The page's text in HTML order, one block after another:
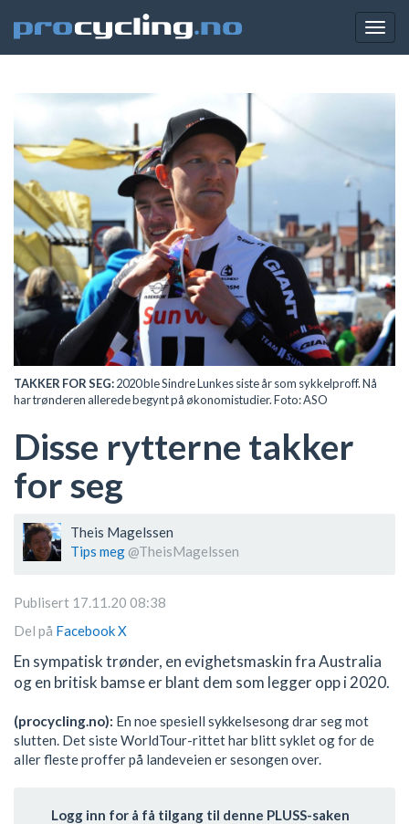
TAKKER FOR SEG:2020 ble Sindre Lunkes siste år som sykkelproff. Nå
har trønderen allerede begynt på økonomistudier. Foto: ASO
Disse rytterne takker
for seg
Theis Magelssen
Tips meg @TheisMagelssen
Publisert 17.11.20 08:38
Del på FacebookX
En sympatisk trønder, en evighetsmaskin fra Australia
og en britisk bamse er blant dem som legger opp i 2020.
(procycling.no): En noe spesiell sykkelsesong drar seg mot
slutten. Det siste WorldTour-rittet har blitt syklet og for de
aller fleste proffer på landeveien er sesongen over.
Logg inn for å få tilgang til denne PLUSS-saken